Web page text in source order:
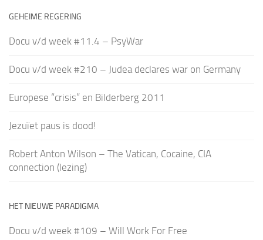
GEHEIME REGERING
Docu v/d week #11.4 – PsyWar
Docu v/d week #210 – Judea declares war on Germany
Europese “crisis” en Bilderberg 2011
Jezuïet paus is dood!
Robert Anton Wilson – The Vatican, Cocaine, CIA
connection (lezing)
HET NIEUWE PARADIGMA
Docu v/d week #109 – Will Work For Free